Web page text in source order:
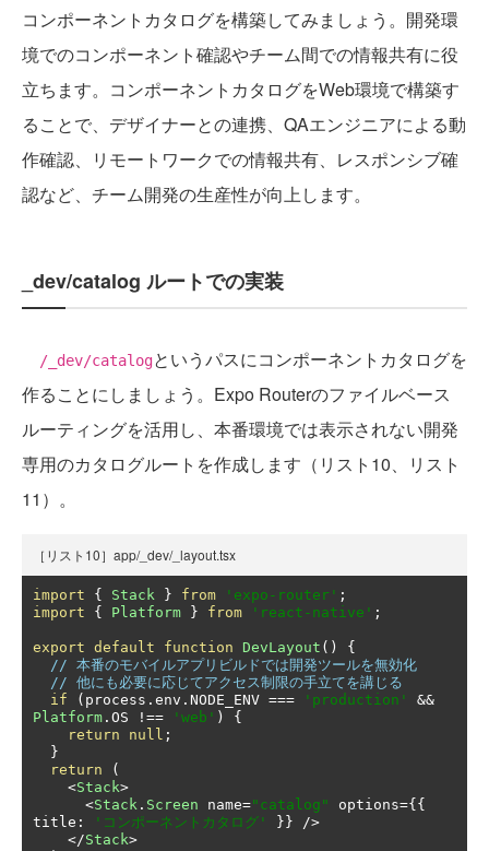
コンポーネントカタログを構築してみましょう。開発環
境でのコンポーネント確認やチーム間での情報共有に役
立ちます。コンポーネントカタログをWeb環境で構築す
ることで、デザイナーとの連携、QAエンジニアによる動
作確認、リモートワークでの情報共有、レスポンシブ確
認など、チーム開発の生産性が向上します。
_dev/catalog ルートでの実装
/_dev/catalogというパスにコンポーネントカタログを
作ることにしましょう。Expo Routerのファイルベース
ルーティングを活用し、本番環境では表示されない開発
専用のカタログルートを作成します（リスト10、リスト
11）。
［リスト10］app/_dev/_layout.tsx
import { Stack } from 'expo-router' ;
import
{ Platform } from 'react-native' ;
export default function DevLayout ()
{
// 本番のモバイルアプリビルドでは開発ツールを無効化
// 他にも必要に応じてアクセス制限の手立てを講じる
if
( process . env . NODE_ENV === 'production'
&&
Platform . OS !== 'web' )
{
return
null ;
}
return
(
<Stack>
<Stack . Screen name="catalog" options={{
title : 'コンポーネントカタログ' }}
/>
</Stack>